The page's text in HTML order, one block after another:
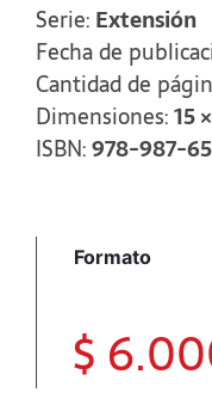
Serie: Extensión
Fecha de
Cantidad de
Dimensiones:15
ISBN:978-987-
Formato
$